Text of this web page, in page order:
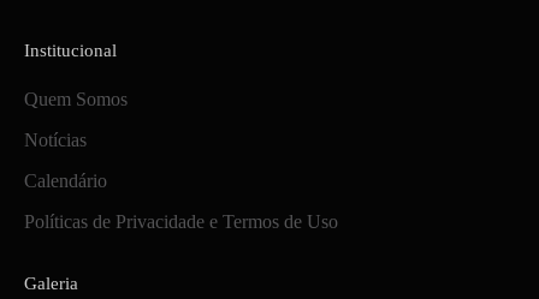
Institucional
Quem Somos
Notícias
Calendário
Políticas de Privacidade e Termos de Uso
Galeria